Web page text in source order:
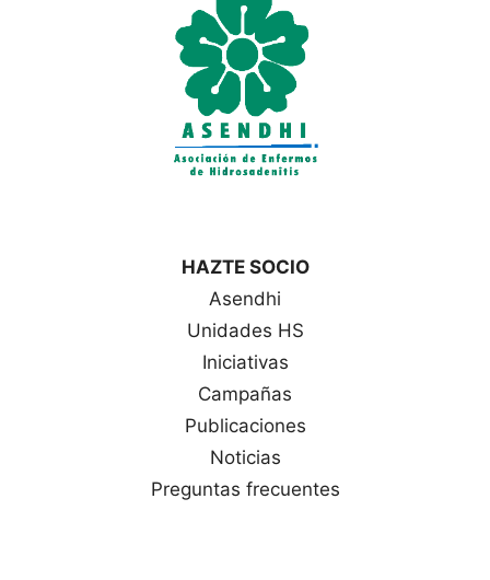
HAZTE SOCIO
Asendhi
Unidades HS
Iniciativas
Campañas
Publicaciones
Noticias
Preguntas frecuentes